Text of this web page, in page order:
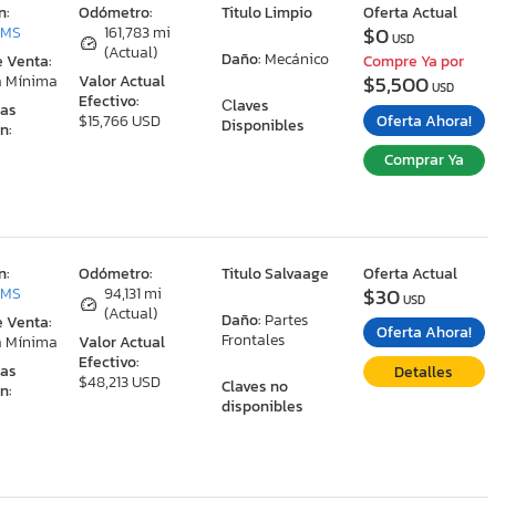
Odómetro:
161,783 mi
(Actual)
Valor Actual
Efectivo:
$15,766 USD
Titulo Limpio
Daño: Mecánico
Сlaves
Disponibles
Venta:
Mínima
Oferta Actual
$0USD
Compre Ya por
$5,500USD
Oferta Ahora!
Comprar Ya
Odómetro:
94,131 mi
(Actual)
Valor Actual
Efectivo:
$48,213 USD
Titulo Salvaage
Daño: Partes
Frontales
Claves no
disponibles
Venta:
Mínima
Oferta Actual
$30USD
Oferta Ahora!
Detalles